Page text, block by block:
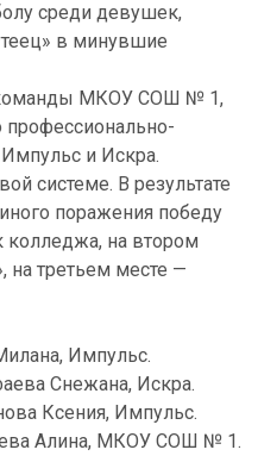
среди девушек,
в минувшие
команды МКОУ СОШ № 1,
и Искра.
системе. В результате
поражения победу
на втором
на третьем месте —
Импульс.
Снежана, Искра.
Ксения, Импульс.
Алина, МКОУ СОШ № 1.